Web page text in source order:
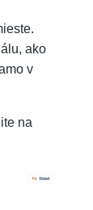
ako
v
na